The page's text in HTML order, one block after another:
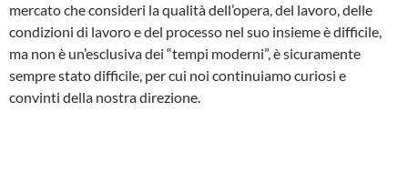
mercato che consideri la qualità dell’opera, del lavoro, delle
condizioni di lavoro e del processo nel suo insieme è difficile,
ma non è un’esclusiva dei “tempi moderni”, è sicuramente
sempre stato difficile, per cui noi continuiamo curiosi e
convinti della nostra direzione.